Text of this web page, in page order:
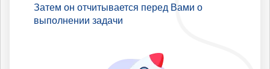
Затем он отчитывается перед Вами о
выполнении задачи